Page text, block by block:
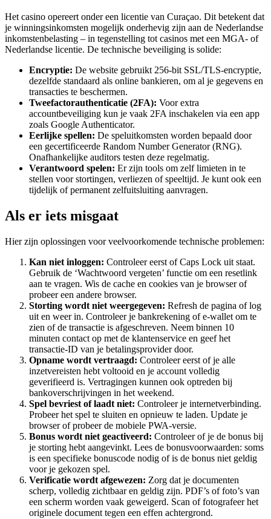
Het casino opereert onder een licentie van Curaçao. Dit betekent dat
je winningsinkomsten mogelijk onderhevig zijn aan de Nederlandse
inkomstenbelasting – in tegenstelling tot casinos met een MGA- of
Nederlandse licentie. De technische beveiliging is solide:
Encryptie: De website gebruikt 256-bit SSL/TLS-encryptie,
dezelfde standaard als online bankieren, om al je gegevens en
transacties te beschermen.
Tweefactorauthenticatie (2FA): Voor extra
accountbeveiliging kun je vaak 2FA inschakelen via een app
zoals Google Authenticator.
Eerlijke spellen: De speluitkomsten worden bepaald door
een gecertificeerde Random Number Generator (RNG).
Onafhankelijke auditors testen deze regelmatig.
Verantwoord spelen: Er zijn tools om zelf limieten in te
stellen voor stortingen, verliezen of speeltijd. Je kunt ook een
tijdelijk of permanent zelfuitsluiting aanvragen.
Als er iets misgaat
Hier zijn oplossingen voor veelvoorkomende technische problemen:
Kan niet inloggen: Controleer eerst of Caps Lock uit staat.
Gebruik de ‘Wachtwoord vergeten’ functie om een resetlink
aan te vragen. Wis de cache en cookies van je browser of
probeer een andere browser.
Storting wordt niet weergegeven: Refresh de pagina of log
uit en weer in. Controleer je bankrekening of e-wallet om te
zien of de transactie is afgeschreven. Neem binnen 10
minuten contact op met de klantenservice en geef het
transactie-ID van je betalingsprovider door.
Opname wordt vertraagd: Controleer eerst of je alle
inzetvereisten hebt voltooid en je account volledig
geverifieerd is. Vertragingen kunnen ook optreden bij
bankoverschrijvingen in het weekend.
Spel bevriest of laadt niet: Controleer je internetverbinding.
Probeer het spel te sluiten en opnieuw te laden. Update je
browser of probeer de mobiele PWA-versie.
Bonus wordt niet geactiveerd: Controleer of je de bonus bij
je storting hebt aangevinkt. Lees de bonusvoorwaarden: soms
is een specifieke bonuscode nodig of is de bonus niet geldig
voor je gekozen spel.
Verificatie wordt afgewezen: Zorg dat je documenten
scherp, volledig zichtbaar en geldig zijn. PDF’s of foto’s van
een scherm worden vaak geweigerd. Scan of fotografeer het
originele document tegen een effen achtergrond.